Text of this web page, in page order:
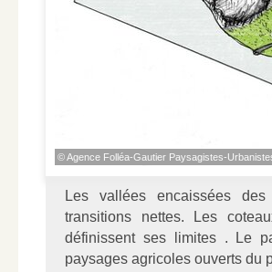
© Agence Folléa-Gautier Paysagistes-
Les vallées encaissées
transitions nettes. Les
définissent ses limites . Le
paysages agricoles ouverts du